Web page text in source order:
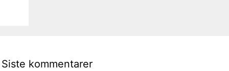
Siste kommentarer